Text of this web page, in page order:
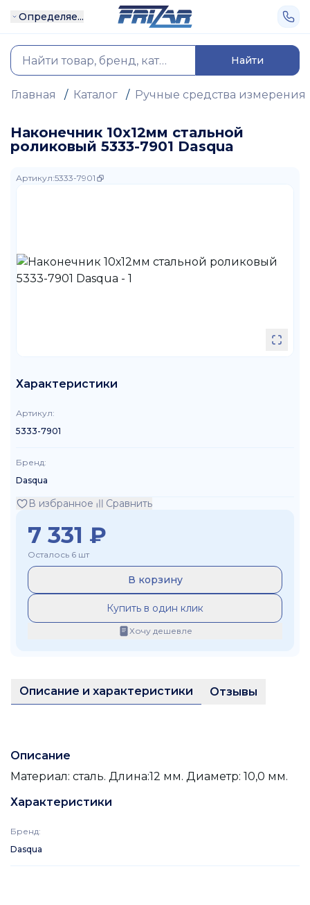
Определяе...
Найти
Главная / Каталог / Ручные средства измерения
Наконечник 10х12мм стальной
роликовый 5333-7901 Dasqua
Артикул:5333-7901
Характеристики
Артикул:
5333-7901
Бренд:
Dasqua
В избранное Сравнить
7 331 ₽
Осталось 6 шт
В корзину
Купить в один клик
Хочу дешевле
Описание и характеристики Отзывы
Описание
Материал: сталь. Длина:12 мм. Диаметр: 10,0 мм.
Характеристики
Бренд:
Dasqua